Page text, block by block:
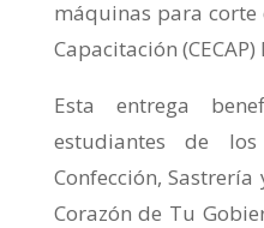
máquinas para corte
Capacitación (CECAP)
Esta entrega
estudiantes de
Confección,
Corazón de Tu